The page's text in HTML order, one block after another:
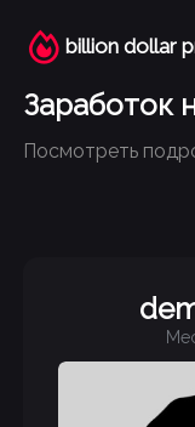
billion dollar
Заработок
Посмотреть